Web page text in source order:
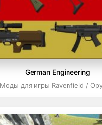
German Engineering
Моды для игры Ravenfield /